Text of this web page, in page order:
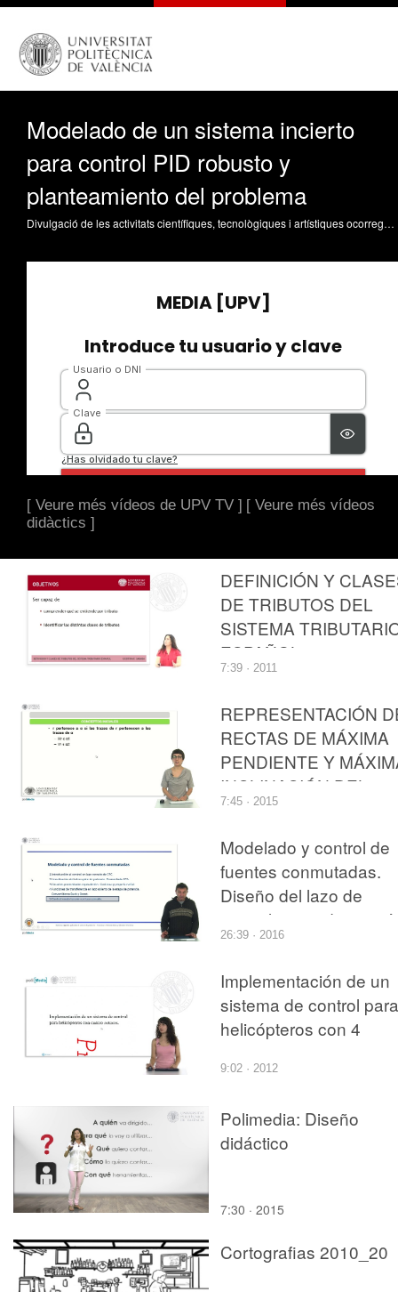
Modelado de un sistema incierto
para control PID robusto y
planteamiento del problema
Divulgació de les activitats científiques, tecnològiques i artístiques ocorregudes en els tres campus de la UPV
[ Veure més vídeos de UPV TV ] [ Veure més vídeos
didàctics ]
DEFINICIÓN Y
DE TRIBUTOS DEL
SISTEMA
ESPAÑOL
7:39 · 2011
REPRESENTACIÓN
RECTAS DE MÁXIMA
PENDIENTE Y
INCLINACIÓN DEL
PLANO EMPLEANDO
7:45 · 2015
Modelado y control de
fuentes conmutadas.
Diseño del lazo de
control en modo
26:39 · 2016
Implementación de un
sistema de control para
helicópteros con 4
9:02 · 2012
Polimedia: Diseño
didáctico
7:30 · 2015
Cortografias 2010_20